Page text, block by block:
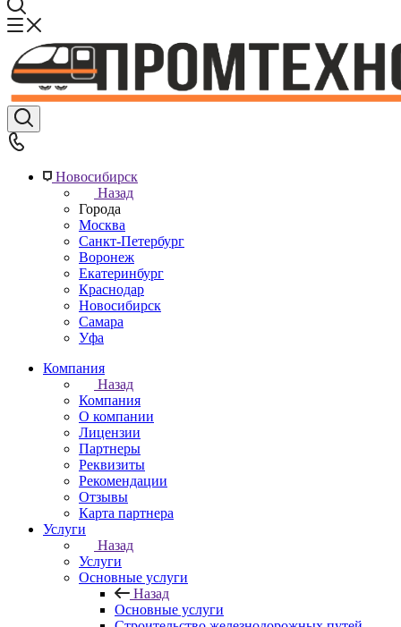
Новосибирск
Назад
Города
Москва
Санкт-Петербург
Воронеж
Екатеринбург
Краснодар
Новосибирск
Самара
Уфа
Компания
Назад
Компания
О компании
Лицензии
Партнеры
Реквизиты
Рекомендации
Отзывы
Карта партнера
Услуги
Назад
Услуги
Основные услуги
Назад
Основные услуги